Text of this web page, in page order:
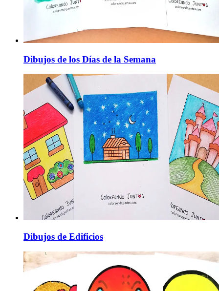
Dibujos de los Días de la Semana
Dibujos de Edificios